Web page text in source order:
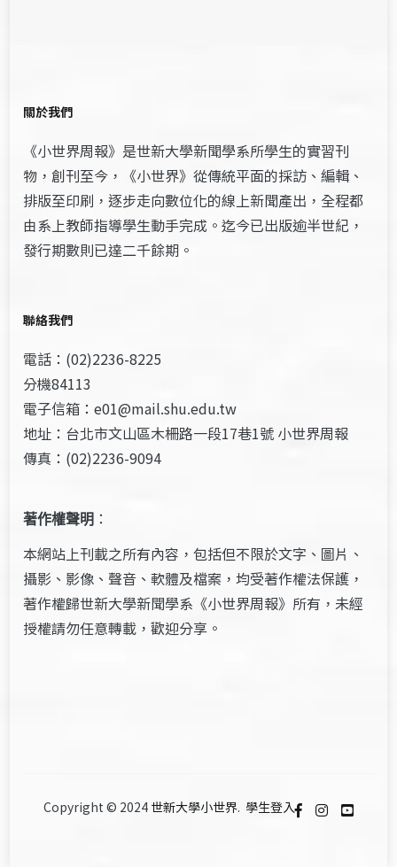
關於我們
《小世界周報》是世新大學新聞學系所學生的實習刊
物，創刊至今，《小世界》從傳統平面的採訪、編輯、
排版至印刷，逐步走向數位化的線上新聞產出，全程都
由系上教師指導學生動手完成。迄今已出版逾半世紀，
發行期數則已達二千餘期。
聯絡我們
電話：(02)2236-8225
分機84113
電子信箱：e01@mail.shu.edu.tw
地址：台北市文山區木柵路一段17巷1號 小世界周報
傳真：(02)2236-9094
著作權聲明 ：
本網站上刊載之所有內容，包括但不限於文字、圖片、
攝影、影像、聲音、軟體及檔案，均受著作權法保護，
著作權歸世新大學新聞學系《小世界周報》所有，未經
授權請勿任意轉載，歡迎分享。
Copyright © 2024 世新大學小世界. 學生登入